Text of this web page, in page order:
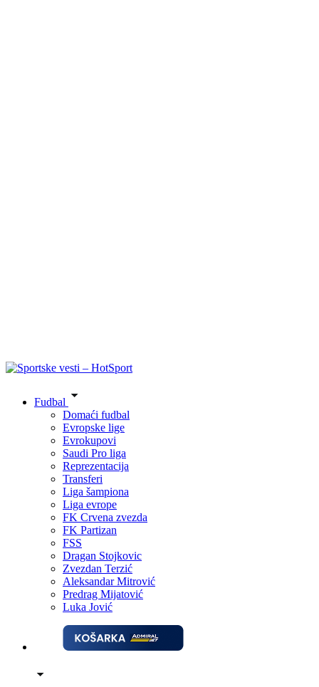
Fudbal
Domaći fudbal
Evropske lige
Evrokupovi
Saudi Pro liga
Reprezentacija
Transferi
Liga šampiona
Liga evrope
FK Crvena zvezda
FK Partizan
FSS
Dragan Stojkovic
Zvezdan Terzić
Aleksandar Mitrović
Predrag Mijatović
Luka Jović